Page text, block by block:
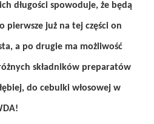
długości spowoduje, że będą
pierwsze już na tej części on
a po drugie ma możliwość
składników preparatów
do cebulki włosowej w